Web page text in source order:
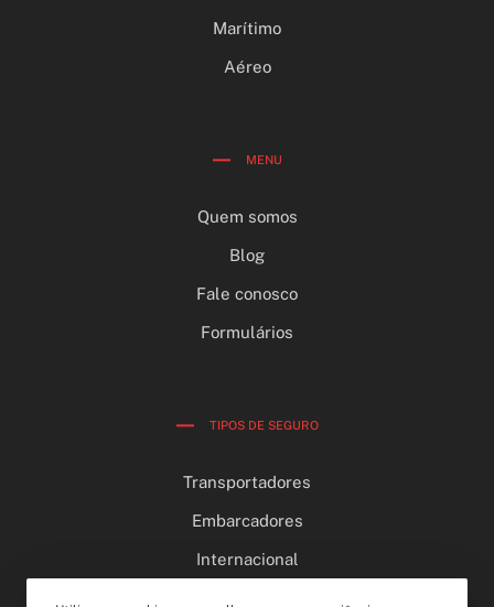
Marítimo
Aéreo
MENU
Quem somos
Blog
Fale conosco
Formulários
TIPOS DE SEGURO
Transportadores
Embarcadores
Internacional